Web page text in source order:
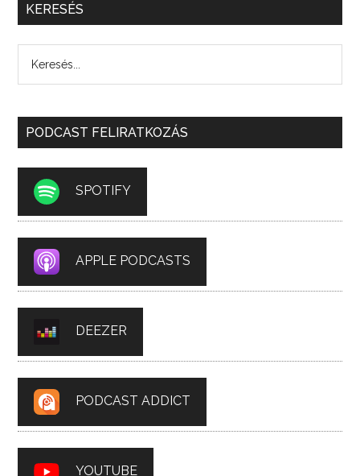
KERESÉS
PODCAST FELIRATKOZÁS
SPOTIFY
APPLE PODCASTS
DEEZER
PODCAST ADDICT
YOUTUBE